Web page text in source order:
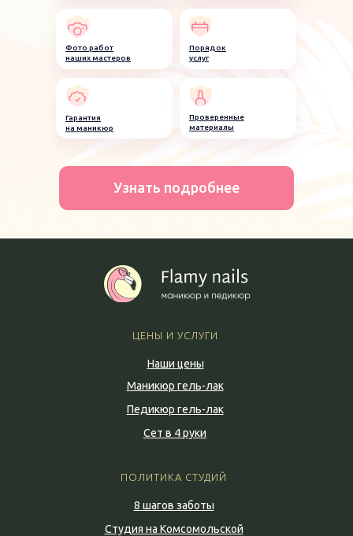
Узнать подробнее
Фото работ
наших мастеров
Порядок
услуг
Гарантия
на маникюр
Проверенные
материалы
Наши цены
Маникюр гель-лак
Педикюр гель-лак
Сет в 4 руки
ЦЕНЫ И УСЛУГИ
8 шагов заботы
Студия на Комсомольской
ПОЛИТИКА СТУДИЙ